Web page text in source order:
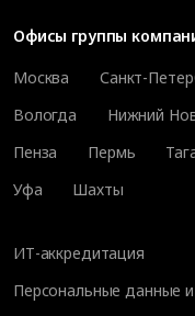
Офисы группы
Москва
Санкт-
Вологда
Нижний
Пенза
Пермь
Уфа
Шахты
ИТ-аккредитация
Персональные данные